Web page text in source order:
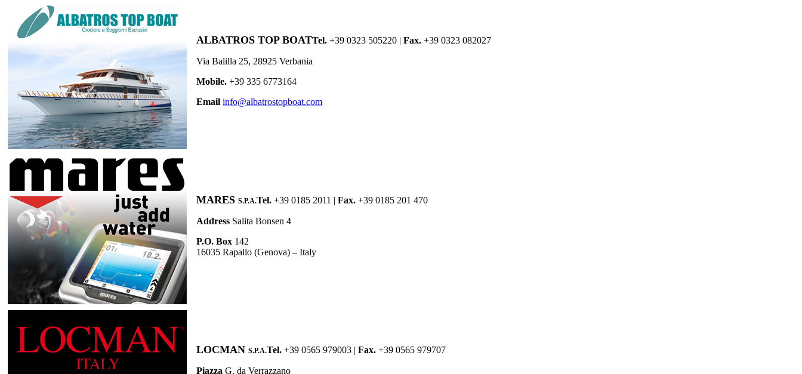
ALBATROS TOP BOATTel. +39 0323 505220 | Fax. +39 0323 082027
Via Balilla 25, 28925 Verbania
Mobile. +39 335 6773164
Email info@albatrostopboat.com
MARES S.P.A.Tel. +39 0185 2011 | Fax. +39 0185 201 470
Address Salita Bonsen 4
P.O. Box 142
16035 Rapallo (Genova) – Italy
LOCMAN S.P.A.Tel. +39 0565 979003 | Fax. +39 0565 979707
Piazza G. da Verrazzano